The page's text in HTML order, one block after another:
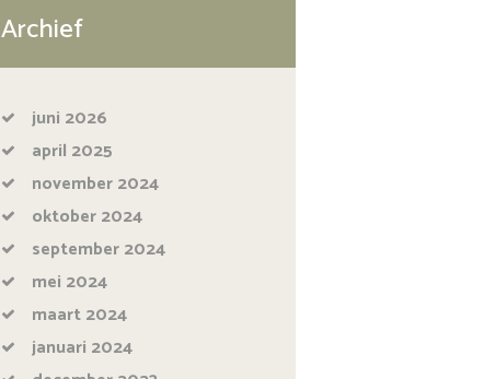
Archief
juni 2026
april 2025
november2024
oktober2024
september2024
mei 2024
maart2024
januari 2024